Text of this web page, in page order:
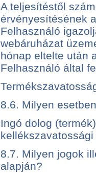
A teljesítéstől
érvényesítésének
Felhasználó
webáruházat
hónap eltelte után
Felhasználó által
8.6. Milyen
Ingó dolog
8.7. Milyen jogok
alapján?